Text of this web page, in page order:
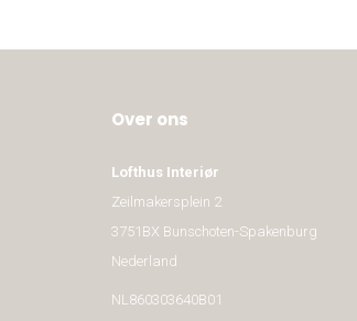
Over ons
Lofthus Interiør
Zeilmakersplein 2
3751BX Bunschoten-Spakenburg
Nederland
NL860303640B01